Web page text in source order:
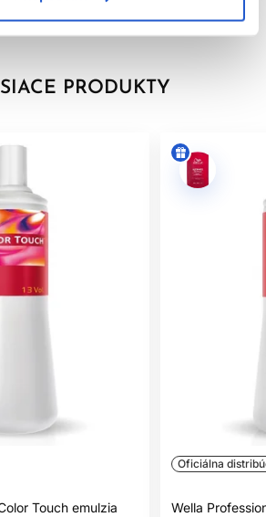
vážne alergické reakcie. Pred
reakcii, musí byť orientačný test
48 hodín pred každým použitím
množstvo farby na čistú, suchú
stranu predlaktia) a nechajte
alebo do 48 hodín objaví
začervenanie alebo iné reakcie, výrobok
reakciu na dočasné tetovanie čiernou
PRODUKTY
Touch emulzia
Oficiálna
Wella